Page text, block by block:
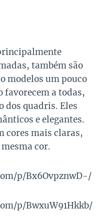
também são
modelos um pouco
favorecem a todas,
dos quadris. Eles
e elegantes.
cores mais claras,
cor.
p/Bx6OvpznwD-/
p/BwxuW91Hkkb/